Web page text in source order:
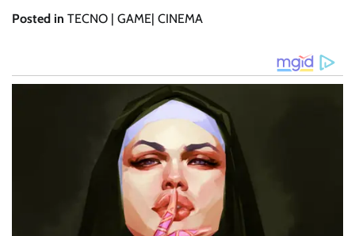
Posted in TECNO | GAME| CINEMA